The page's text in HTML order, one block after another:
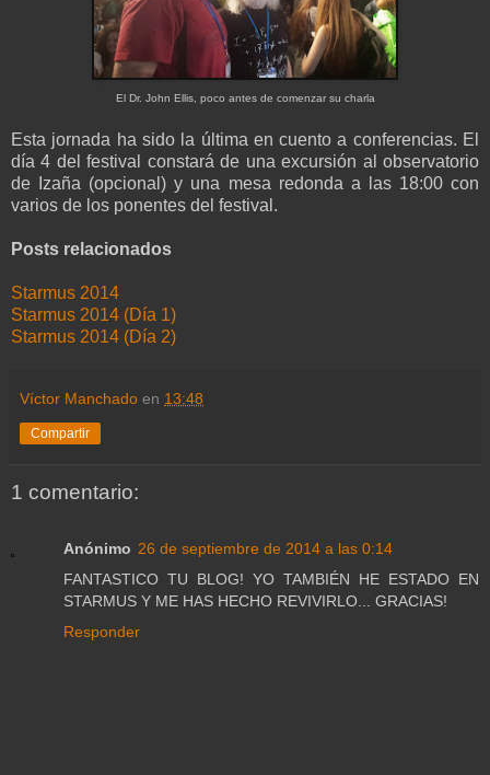
El Dr. John Ellis, poco antes de comenzar su charla
Esta jornada ha sido la última en cuento a conferencias. El
día 4 del festival constará de una excursión al observatorio
de Izaña (opcional) y una mesa redonda a las 18:00 con
varios de los ponentes del festival.
Posts relacionados
Starmus 2014
Starmus 2014 (Día 1)
Starmus 2014 (Día 2)
Víctor Manchado en 13:48
Compartir
1 comentario:
Anónimo 26 de septiembre de 2014 a las 0:14
FANTASTICO TU BLOG! YO TAMBIÉN HE ESTADO EN
STARMUS Y ME HAS HECHO REVIVIRLO... GRACIAS!
Responder